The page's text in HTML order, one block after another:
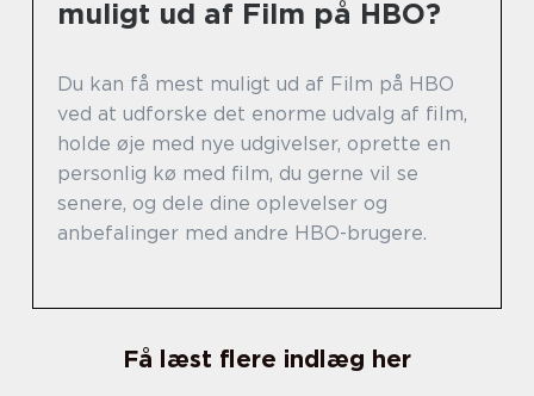
muligt ud af Film på HBO?
Du kan få mest muligt ud af Film på HBO
ved at udforske det enorme udvalg af film,
holde øje med nye udgivelser, oprette en
personlig kø med film, du gerne vil se
senere, og dele dine oplevelser og
anbefalinger med andre HBO-brugere.
Få læst flere indlæg her